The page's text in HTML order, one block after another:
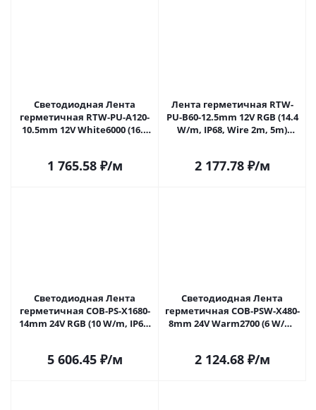
Светодиодная Лента
герметичная RTW-PU-A120-
10.5mm 12V White6000 (16.8
1 765.58₽/м
Лента герметичная RTW-
PU-B60-12.5mm 12V RGB (14.4
W/m, IP68, Wire 2m, 5m)
2 177.78₽/м
Светодиодная Лента
герметичная COB-PS-X1680-
14mm 24V RGB (10 W/m, IP67,
5 606.45₽/м
Светодиодная Лента
герметичная COB-PSW-X480-
8mm 24V Warm2700 (6 W/m,
2 124.68₽/м